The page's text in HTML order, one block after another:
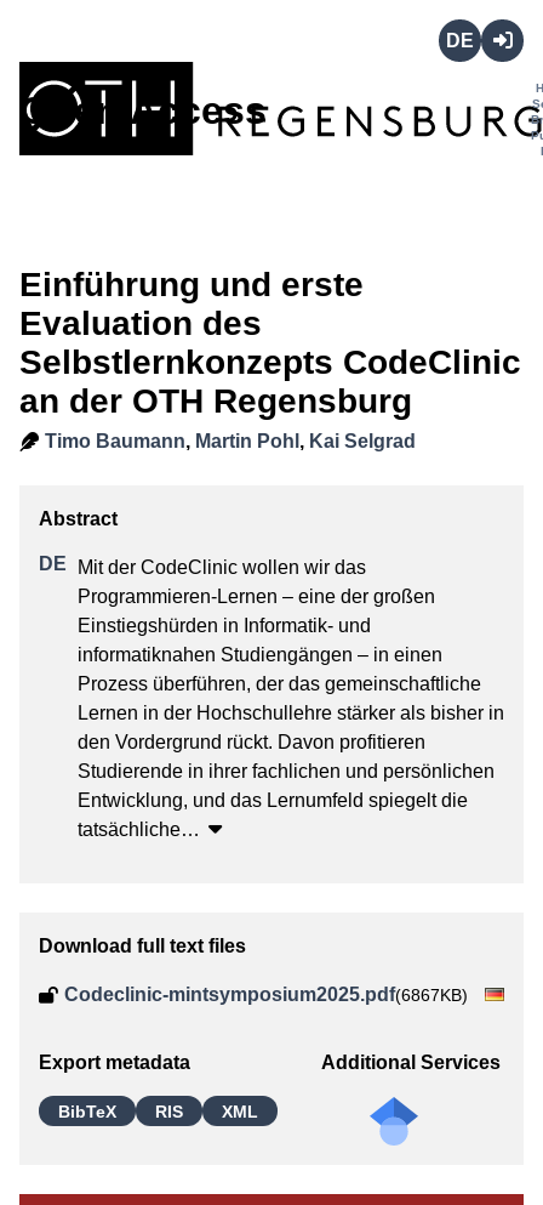
Open Access
Einführung und erste
Evaluation des
Selbstlernkonzepts CodeClinic
an der OTH Regensburg
Timo Baumann, Martin Pohl , Kai Selgrad
Mit der CodeClinic wollen wir das
Programmieren-Lernen – eine der großen
Einstiegshürden in Informatik- und
informatiknahen Studiengängen – in einen
Prozess überführen, der das gemeinschaftliche
Lernen in der Hochschullehre stärker als bisher in
den Vordergrund rückt. Davon profitieren
Studierende in ihrer fachlichen und persönlichen
Entwicklung, und das Lernumfeld spiegelt die
tatsächliche…
Download full text files
Codeclinic-mintsymposium2025.pdf(6867KB)
Export metadata
BibTeX RIS XML
Additional Services